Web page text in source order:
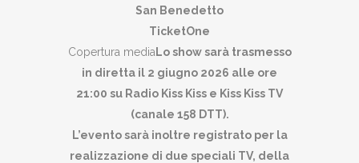
San Benedetto
TicketOne
Copertura media Lo show sarà trasmesso
in diretta il 2 giugno 2026 alle ore
21:00 su Radio Kiss Kiss e Kiss Kiss TV
(canale 158 DTT).
L’evento sarà inoltre registrato per la
realizzazione di due speciali TV, della